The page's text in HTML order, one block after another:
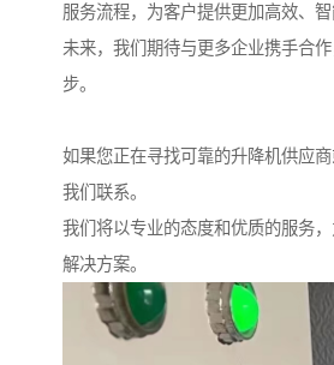
服务流程，为客户提供更加高效、智
未来，我们期待与更多企业携手合
步。
如果您正在寻找可靠的升降机供应
我们联系。
我们将以专业的态度和优质的服务
解决方案。